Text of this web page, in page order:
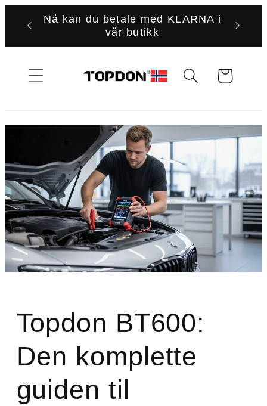
videre til
Nå kan du betale med KLARNA i
vår butikk
Handlekurv
Topdon BT600:
Den komplette
guiden til